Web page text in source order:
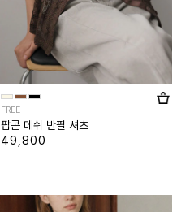
FREE
팝콘 메쉬 반팔 셔츠
49,800